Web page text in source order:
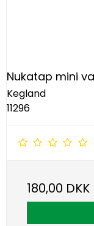
Nukatap mini
Kegland
11296
180,00 DKK